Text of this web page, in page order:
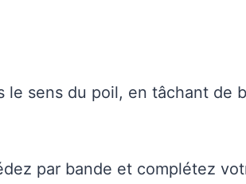
le sens du poil, en tâchant de
par bande et complétez